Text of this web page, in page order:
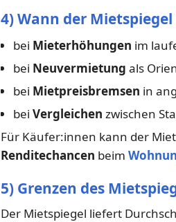
4) Wann der
bei Mieterhöhungen im
bei Neuvermietung als
bei Mietpreisbremsen in
bei Vergleichen zwischen
Für Käufer:innen kann der
Renditechancen beim
5) Grenzen des
Der Mietspiegel liefert